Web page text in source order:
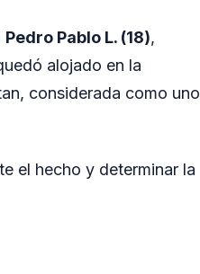
Pedro Pablo L. (18),
alojado en la
considerada como uno
el hecho y determinar la